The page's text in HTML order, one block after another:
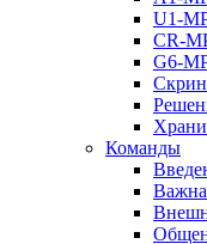
U1-
CR-
G6-
Команды